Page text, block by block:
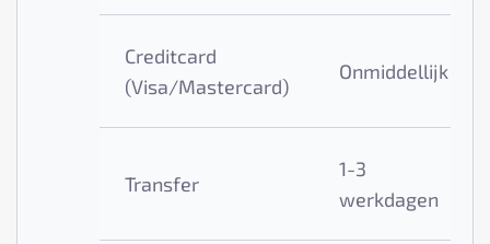
Creditcard
(Visa/Mastercard)
Onmiddellijk
Transfer
1-3
werkdagen